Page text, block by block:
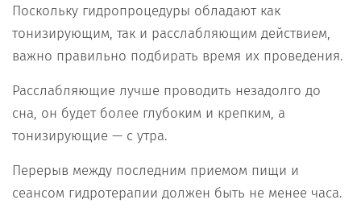
Поскольку гидропроцедуры обладают как
тонизирующим, так и расслабляющим действием,
важно правильно подбирать время их проведения.
Расслабляющие лучше проводить незадолго до
сна, он будет более глубоким и крепким, а
тонизирующие — с утра.
Перерыв между последним приемом пищи и
сеансом гидротерапии должен быть не менее часа.